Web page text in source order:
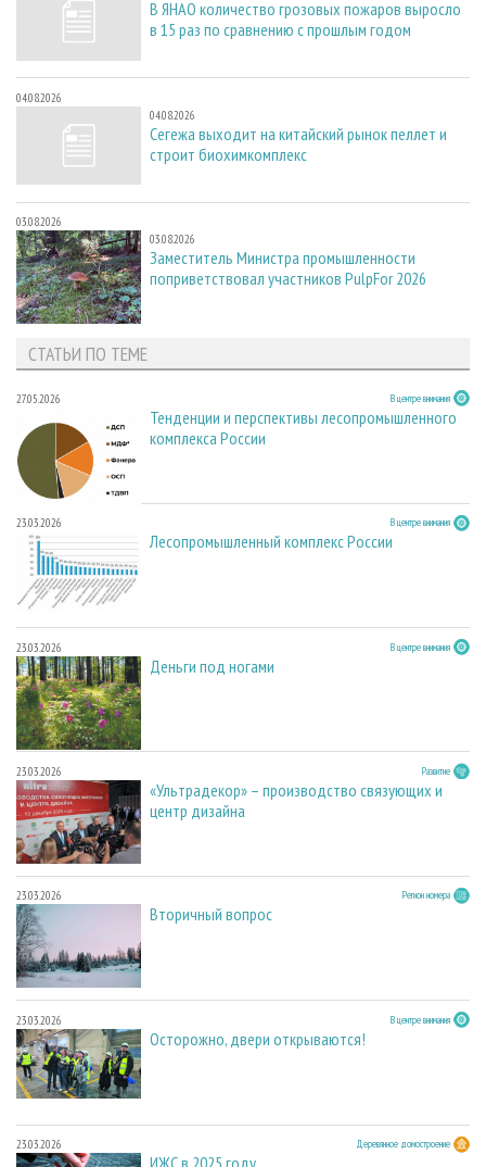
В ЯНАО количество грозовых пожаров выросло
в 15 раз по сравнению с прошлым годом
04.08.2026
04.08.2026
Сегежа выходит на китайский рынок пеллет и
строит биохимкомплекс
03.08.2026
03.08.2026
Заместитель Министра промышленности
поприветствовал участников PulpFor 2026
СТАТЬИ ПО ТЕМЕ
27.05.2026 В центре внимания
Тенденции и перспективы лесопромышленного
комплекса России
23.03.2026 В центре внимания
Лесопромышленный комплекс России
23.03.2026 В центре внимания
Деньги под ногами
23.03.2026 Развитие
«Ультрадекор» – производство связующих и
центр дизайна
23.03.2026 Регион номера
Вторичный вопрос
23.03.2026 В центре внимания
Осторожно, двери открываются!
23.03.2026 Деревянное домостроение